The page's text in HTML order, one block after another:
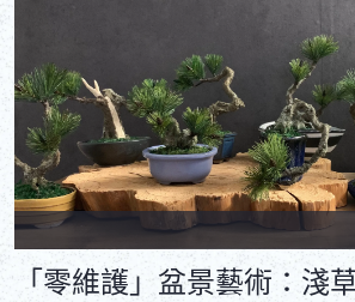
「零維護」盆景藝術：淺